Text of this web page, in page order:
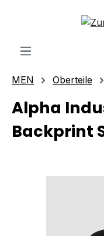
Zum Hauptinhalt
MEN Oberteile
Alpha
Backprint